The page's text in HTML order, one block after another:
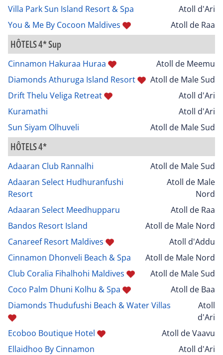
Villa Park Sun Island Resort & Spa
Atoll d'Ari
You & Me By Cocoon Maldives
Atoll de Raa
HÔTELS 4* Sup
Cinnamon Hakuraa Huraa
Atoll de Meemu
Diamonds Athuruga Island Resort
Atoll de Male Sud
Drift Thelu Veliga Retreat
Atoll d'Ari
Kuramathi
Atoll d'Ari
Sun Siyam Olhuveli
Atoll de Male Sud
HÔTELS 4*
Adaaran Club Rannalhi
Atoll de Male Sud
Adaaran Select Hudhuranfushi
Resort
Atoll de Male
Nord
Adaaran Select Meedhupparu
Atoll de Raa
Bandos Resort Island
Atoll de Male Nord
Canareef Resort Maldives
Atoll d'Addu
Cinnamon Dhonveli Beach & Spa
Atoll de Male Nord
Club Coralia Fihalhohi Maldives
Atoll de Male Sud
Coco Palm Dhuni Kolhu & Spa
Atoll de Baa
Diamonds Thudufushi Beach & Water Villas
Atoll
d'Ari
Ecoboo Boutique Hotel
Atoll de Vaavu
Ellaidhoo By Cinnamon
Atoll d'Ari